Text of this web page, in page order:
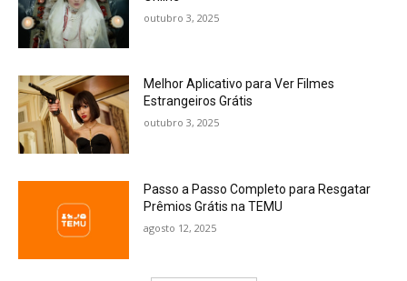
outubro 3, 2025
Melhor Aplicativo para Ver Filmes
Estrangeiros Grátis
outubro 3, 2025
Passo a Passo Completo para Resgatar
Prêmios Grátis na TEMU
agosto 12, 2025